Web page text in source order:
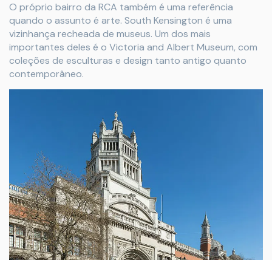
O próprio bairro da RCA também é uma referência
quando o assunto é arte. South Kensington é uma
vizinhança recheada de museus. Um dos mais
importantes deles é o Victoria and Albert Museum, com
coleções de esculturas e design tanto antigo quanto
contemporâneo.